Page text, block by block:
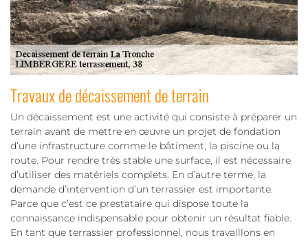
Travaux de décaissement de terrain
Un décaissement est une activité qui consiste à préparer un
terrain avant de mettre en œuvre un projet de fondation
d’une infrastructure comme le bâtiment, la piscine ou la
route. Pour rendre très stable une surface, il est nécessaire
d’utiliser des matériels complets. En d’autre terme, la
demande d’intervention d’un terrassier est importante.
Parce que c’est ce prestataire qui dispose toute la
connaissance indispensable pour obtenir un résultat fiable.
En tant que terrassier professionnel, nous travaillons en